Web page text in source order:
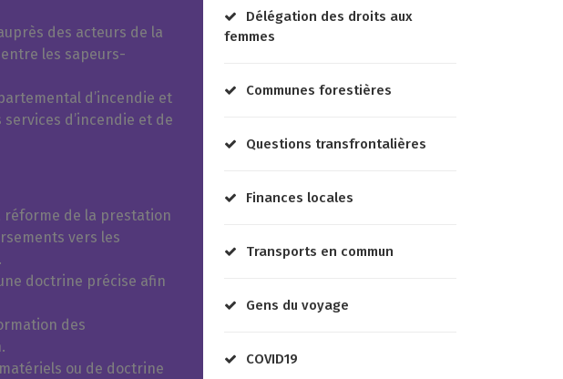
des acteurs de la
les sapeurs-
d’incendie et
d’incendie et de
réforme de la prestation
vers les
doctrine précise afin
des
ou de doctrine
Délégation des droits aux
femmes
Communes forestières
Questions transfrontalières
Finances locales
Transports en commun
Gens du voyage
COVID19